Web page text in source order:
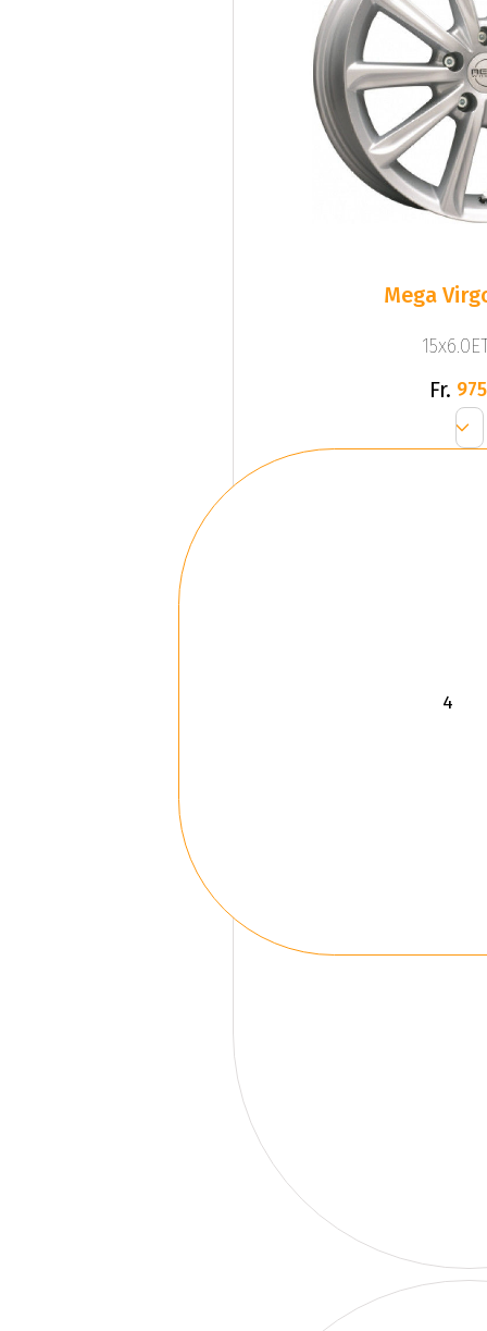
Mega
Fr.